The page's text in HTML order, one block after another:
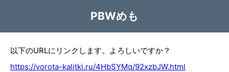
PBWめも
以下のURLにリンクします。よろしいですか？
https://vorota-kalitki.ru/4HbSYMq/92xzbJW.html